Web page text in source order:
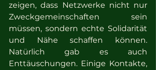
zeigen, dass Netzwerke nicht nur
Zweckgemeinschaften sein
müssen, sondern echte Solidarität
und Nähe schaffen können.
Natürlich gab es auch
Enttäuschungen. Einige Kontakte,